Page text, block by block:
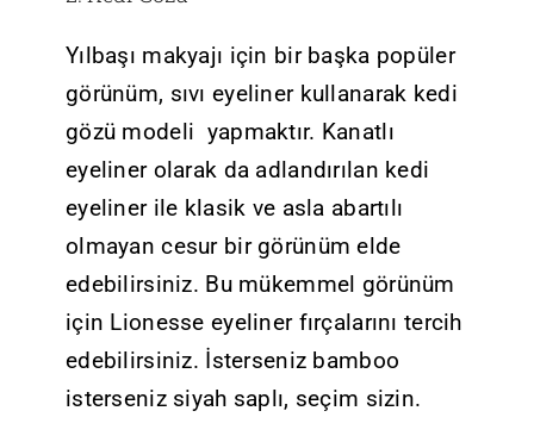
Yılbaşı makyajı için bir başka popüler
görünüm, sıvı eyeliner kullanarak kedi
gözü modeli yapmaktır. Kanatlı
eyeliner olarak da adlandırılan kedi
eyeliner ile klasik ve asla abartılı
olmayan cesur bir görünüm elde
edebilirsiniz. Bu mükemmel görünüm
için Lionesse eyeliner fırçalarını tercih
edebilirsiniz. İsterseniz bamboo
isterseniz siyah saplı, seçim sizin.